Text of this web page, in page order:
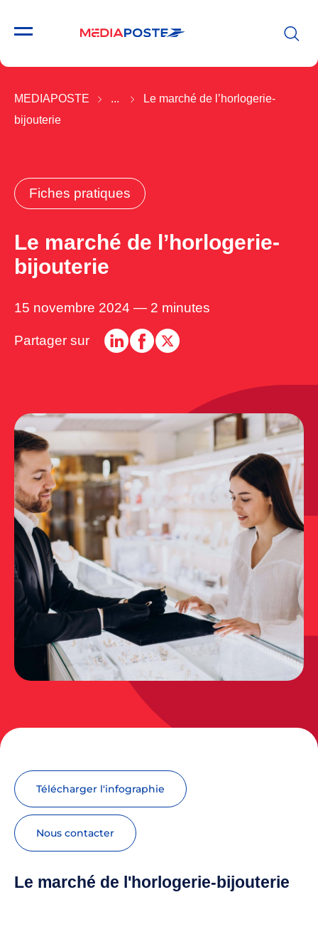
MEDIAPOSTE ...
Le marché de l’horlogerie-
bijouterie
Fiches pratiques
Le marché de l’horlogerie-
bijouterie
15 novembre 2024 — 2 minutes
Partager sur
Télécharger l'infographie
nous contacter
Le marché de l'horlogerie-bijouterie